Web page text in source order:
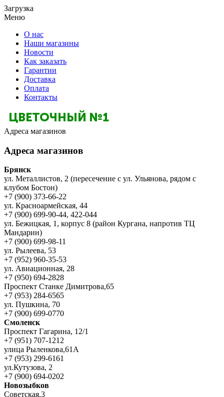
Загрузка
Меню
О нас
Наши магазины
Новости
Как заказать
Гарантии
Доставка
Оплата
Контакты
Адреса магазинов
Адреса магазинов
Брянск
ул. Металлистов, 2 (пересечение с ул. Ульянова, рядом с
клубом Бостон)
+7 (900) 373-66-22
ул. Красноармейская, 44
+7 (900) 699-90-44, 422-044
ул. Бежицкая, 1, корпус 8 (район Кургана, напротив ТЦ
Мандарин)
+7 (900) 699-98-11
ул. Рылеева, 53
+7 (952) 960-35-53
ул. Авиационная, 28
+7 (950) 694-2828
Проспект Станке Димитрова,65
+7 (953) 284-6565
ул. Пушкина, 70
+7 (900) 699-0770
Смоленск
Проспект Гагарина, 12/1
+7 (951) 707-1212
улица Рыленкова,61А
+7 (953) 299-6161
ул.Кутузова, 2
+7 (900) 694-0202
Новозыбков
Советская,3